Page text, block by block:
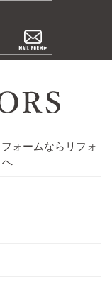
ォームならリフォ